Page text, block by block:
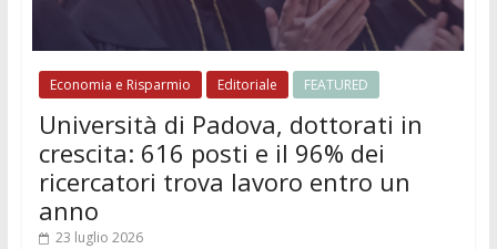
Economia e Risparmio Editoriale FEATURED
Università di Padova, dottorati in
crescita: 616 posti e il 96% dei
ricercatori trova lavoro entro un
anno
23 luglio 2026